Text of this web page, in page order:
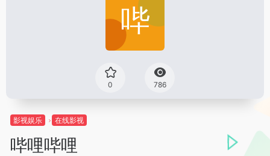
0 786
影视娱乐 在线影视
哔哩哔哩